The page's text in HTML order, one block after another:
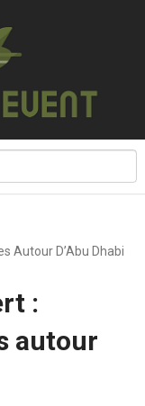
Autour D’Abu Dhabi
:
autour